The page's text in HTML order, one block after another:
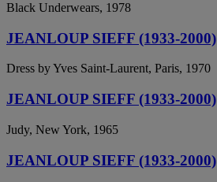
Black Underwears, 1978
JEANLOUP SIEFF (1933-2000)
Dress by Yves Saint-Laurent, Paris, 1970
JEANLOUP SIEFF (1933-2000)
Judy, New York, 1965
JEANLOUP SIEFF (1933-2000)